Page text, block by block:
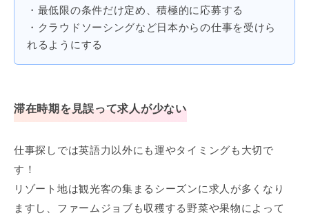
・最低限の条件だけ定め、積極的に応募する
・クラウドソーシングなど日本からの仕事を受けら
れるようにする
滞在時期を見誤って求人が少ない
仕事探しでは英語力以外にも運やタイミングも大切で
す！
リゾート地は観光客の集まるシーズンに求人が多くなり
ますし、ファームジョブも収穫する野菜や果物によって